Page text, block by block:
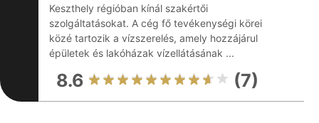
Keszthely régióban kínál szakértői
szolgáltatásokat. A cég fő tevékenységi körei
közé tartozik a vízszerelés, amely hozzájárul
épületek és lakóházak vízellátásának ...
8.6 (7)